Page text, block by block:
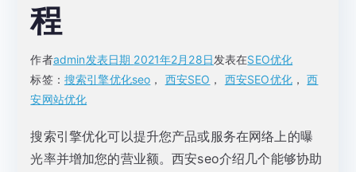
程
作者admin发表日期 2021年2月28日发表在SEO优化
标签： 搜索引擎优化seo ， 西安SEO ， 西安SEO优化，西
安网站优化
搜索引擎优化可以提升您产品或服务在网络上的曝
光率并增加您的营业额。西安seo介绍几个能够协助